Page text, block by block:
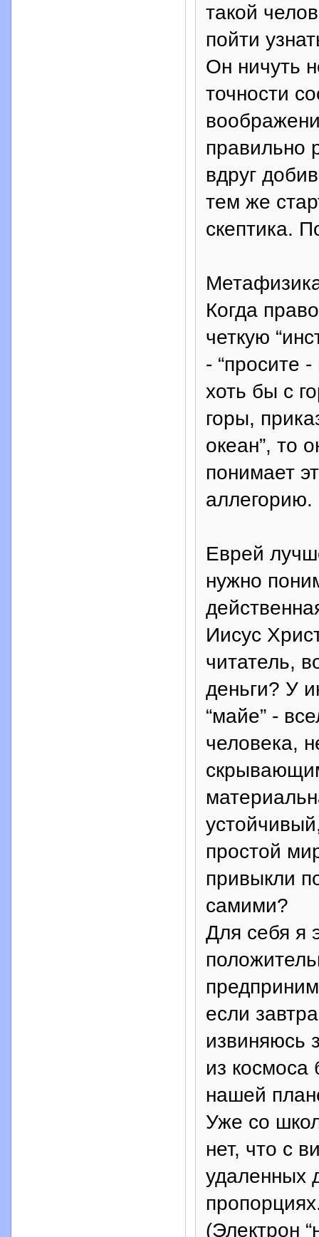
такой
пойти
Он ничуть
точности
правильно
вдруг
тем же
скептика.
Когда
четкую
- “просите
хоть бы с
горы,
океан”, то
понимает
аллегорию.
Еврей
нужно
Иисус
читатель,
деньги? У
“майе” -
человека,
простой
привыкли
самими?
Для себя я
если
извиняюсь
из космоса
нашей
Уже со
нет, что с
удаленных
(Электрон